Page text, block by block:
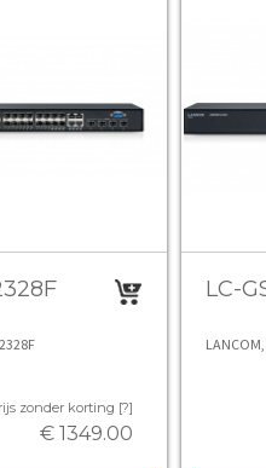
zonder korting [?]
€ 1349.00
LC-